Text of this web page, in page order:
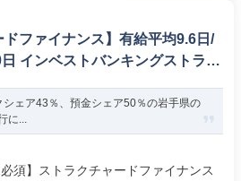
ドファイナンス】有給平均9.6日/
インベストバンキングストラク
ェア43％、預金シェア50％の岩手県の
に...
須】ストラクチャードファイナンス